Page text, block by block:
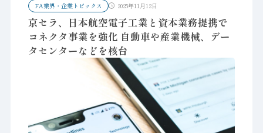
FA業界・企業トピックス 2025年11月12日
京セラ、日本航空電子工業と資本業務提携で
コネクタ事業を強化 自動車や産業機械、デー
タセンターなどを核台